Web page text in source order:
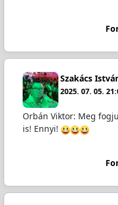
Szakács
2025. 07. 05.
Orbán Viktor: Meg
is! Ennyi!